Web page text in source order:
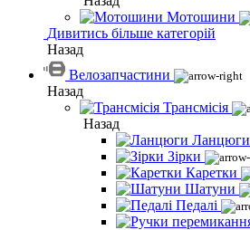
Мотошини
Дивитись більше категорій
Назад
Велозапчастини
Назад
Трансмісія
Назад
Ланцюги
Зірки
Каретки
Шатуни
Педалі